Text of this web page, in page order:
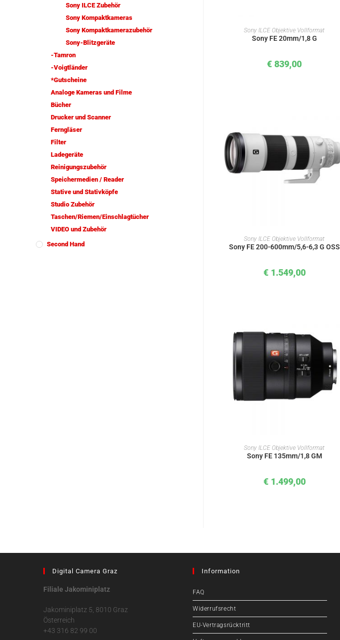
Sony ILCE Zubehör
Sony Kompaktkameras
Sony Kompaktkamerazubehör
Sony-Blitzgeräte
-Tamron
-Voigtländer
*Gutscheine
Analoge Kameras und Filme
Bücher
Drucker und Scanner
Ferngläser
Filter
Ladegeräte
Reinigungszubehör
Speichermedien / Reader
Stative und Stativköpfe
Studio Zubehör
Taschen/Riemen/Einschlagtücher
VIDEO und Zubehör
Second Hand
IN DEN WARENKORB
Sony ILCE Objektive Vollformat
Sony FE 20mm/1,8 G
€ 839,00
IN DEN WARENKORB
Sony ILCE Objektive Vollformat
Sony FE 200-600mm/5,6-6,3 G OSS
€ 1.549,00
IN DEN WARENKORB
Sony ILCE Objektive Vollformat
Sony FE 135mm/1,8 GM
€ 1.499,00
Digital Camera Graz
Filiale Jakominiplatz
Jakominiplatz 5, 8010 Graz
Österreich
+43 316 82 99 00
Information
FAQ
Widerrufsrecht
EU-Vertragsrücktritt